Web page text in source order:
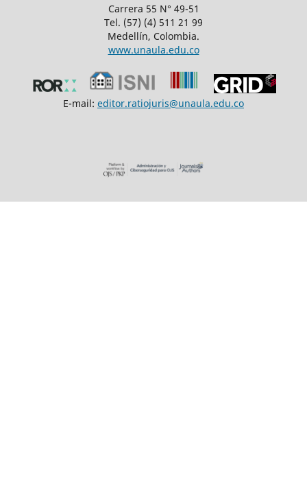
Carrera 55 N° 49-51
Tel. (57) (4) 511 21 99
Medellín, Colombia.
www.unaula.edu.co
E-mail: editor.ratiojuris@unaula.edu.co